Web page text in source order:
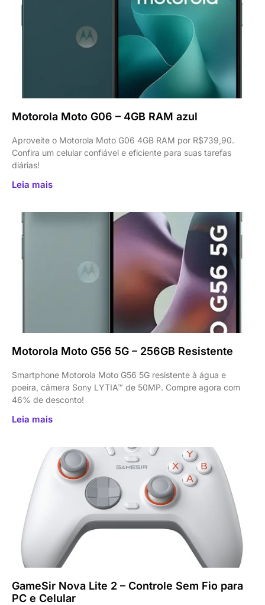
Motorola Moto G06 – 4GB RAM azul
Aproveite o Motorola Moto G06 4GB RAM por R$739,90.
Confira um celular confiável e eficiente para suas tarefas
diárias!
Leia mais
Motorola Moto G56 5G – 256GB Resistente
Smartphone Motorola Moto G56 5G resistente à água e
poeira, câmera Sony LYTIA™ de 50MP. Compre agora com
46% de desconto!
Leia mais
GameSir Nova Lite 2 – Controle Sem Fio para
PC e Celular